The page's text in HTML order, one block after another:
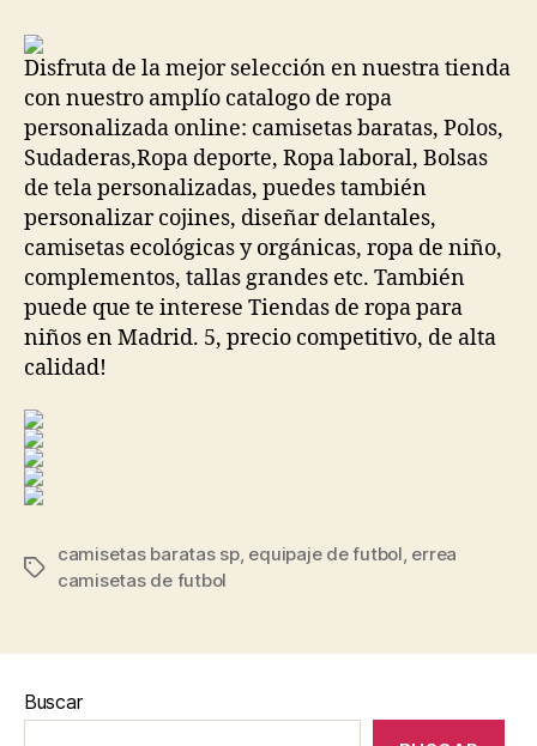
Disfruta de la mejor selección en nuestra tienda
con nuestro amplío catalogo de ropa
personalizada online: camisetas baratas, Polos,
Sudaderas,Ropa deporte, Ropa laboral, Bolsas
de tela personalizadas, puedes también
personalizar cojines, diseñar delantales,
camisetas ecológicas y orgánicas, ropa de niño,
complementos, tallas grandes etc. También
puede que te interese Tiendas de ropa para
niños en Madrid. 5, precio competitivo, de alta
calidad!
Etiquetas
camisetas baratas sp, equipaje de futbol, errea
camisetas de futbol
Buscar